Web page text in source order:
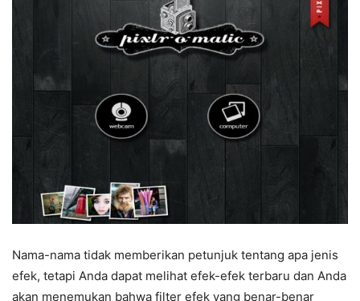
Nama-nama tidak memberikan petunjuk tentang apa jenis
efek, tetapi Anda dapat melihat efek-efek terbaru dan Anda
akan menemukan bahwa filter efek yang benar-benar